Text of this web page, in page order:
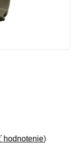
hodnotenie)